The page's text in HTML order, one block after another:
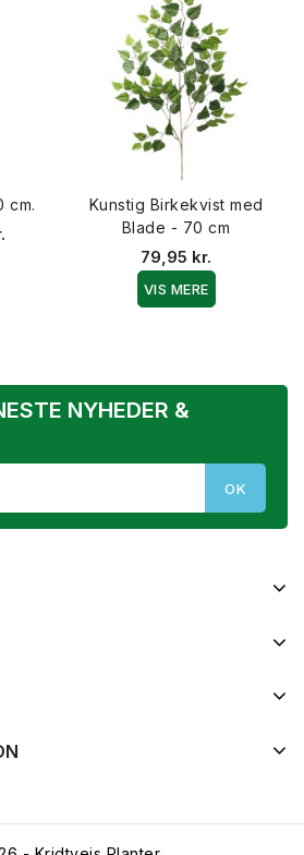
cm.
Kunstig Birkekvist med
Blade - 70 cm
79,95 kr.
VIS MERE
NYHEDER &